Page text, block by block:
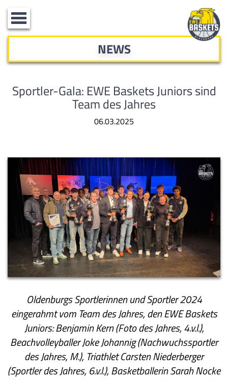
Toggle
navigation
NEWS
Sportler-Gala: EWE Baskets Juniors sind
Team des Jahres
06.03.2025
Oldenburgs Sportlerinnen und Sportler 2024
eingerahmt vom Team des Jahres, den EWE Baskets
Juniors: Benjamin Kern (Foto des Jahres, 4.v.l.),
Beachvolleyballer Joke Johannig (Nachwuchssportler
des Jahres, M.), Triathlet Carsten Niederberger
(Sportler des Jahres, 6.v.l.), Basketballerin Sarah Nocke